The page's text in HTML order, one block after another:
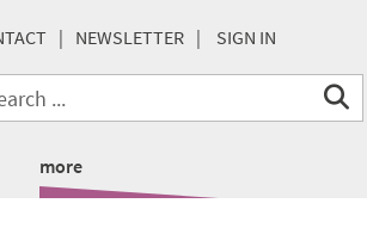
NEWSLETTER SIGN IN
more